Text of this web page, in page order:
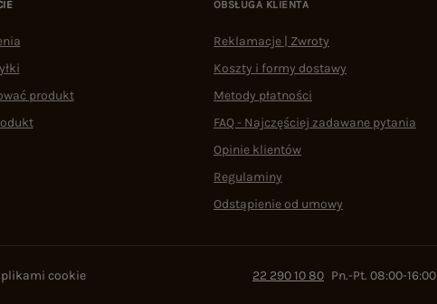
produkt
OBSŁUGA KLIENTA
Reklamacje | Zwroty
Koszty i formy dostawy
Metody płatności
FAQ - Najczęściej zadawane pytania
Opinie klientów
Regulaminy
Odstąpienie od umowy
cookie 22 290 10 80 Pn.-Pt. 08:00-16:00